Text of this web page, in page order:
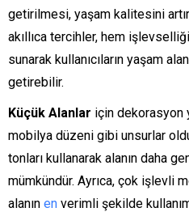
getirilmesi, yaşam kalitesini
akıllıca tercihler, hem
sunarak kullanıcıların yaşam
getirebilir.
Küçük Alanlar için dekorasyon
mobilya düzeni gibi unsurlar
tonları kullanarak alanın daha
mümkündür. Ayrıca, çok işlevli
alanın en verimli şekilde